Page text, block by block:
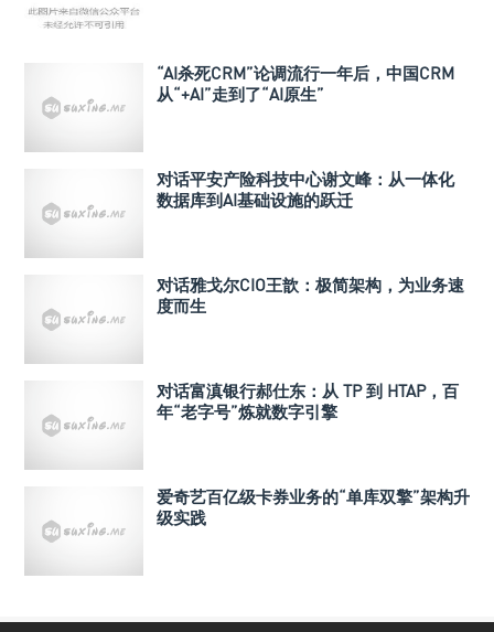
“AI杀死CRM”论调流行一年后，中国CRM
从“+AI”走到了“AI原生”
对话平安产险科技中心谢文峰：从一体化
数据库到AI基础设施的跃迁
对话雅戈尔CIO王歆：极简架构，为业务速
度而生
对话富滇银行郝仕东：从 TP 到 HTAP，百
年“老字号”炼就数字引擎
爱奇艺百亿级卡券业务的“单库双擎”架构升
级实践